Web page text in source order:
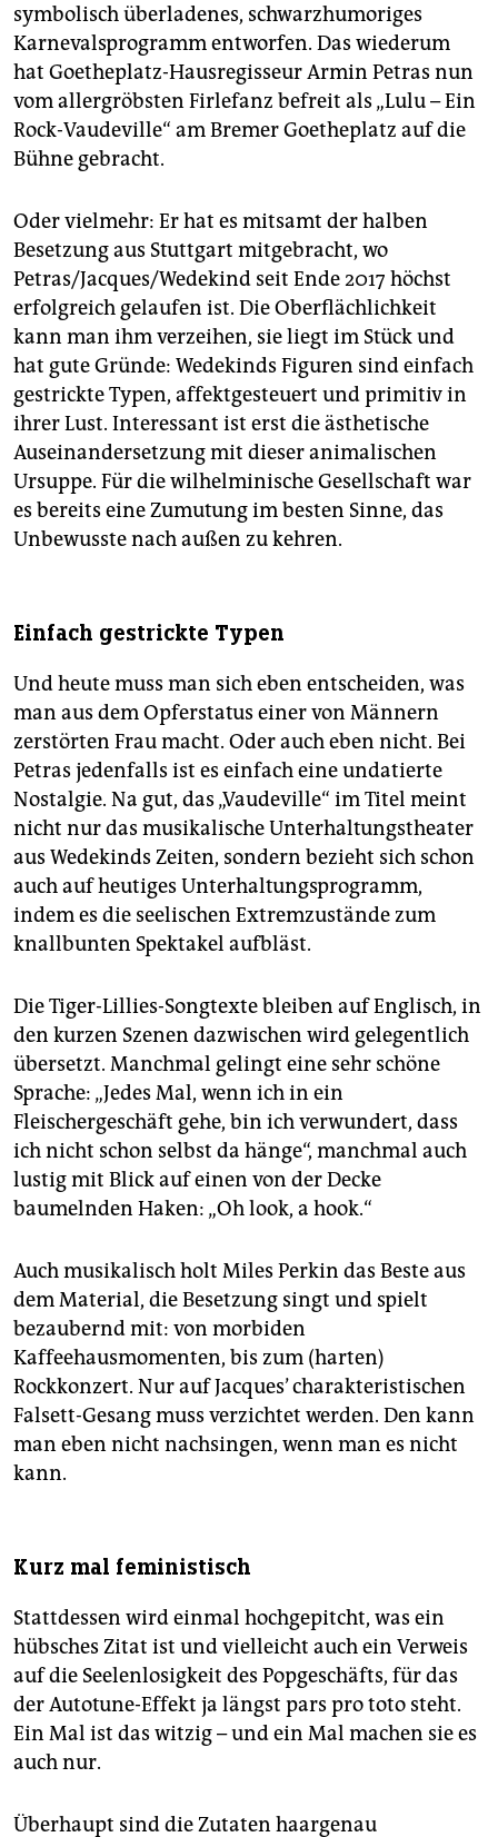
symbolisch überladenes, schwarzhumoriges
Karnevalsprogramm entworfen. Das wiederum
hat Goetheplatz-Hausregisseur Armin Petras nun
vom allergröbsten Firlefanz befreit als „Lulu – Ein
Rock-Vaudeville“ am Bremer Goetheplatz auf die
Bühne gebracht.
Oder vielmehr: Er hat es mitsamt der halben
Besetzung aus Stuttgart mitgebracht, wo
Petras/Jacques/Wedekind seit Ende 2017 höchst
erfolgreich gelaufen ist. Die Oberflächlichkeit
kann man ihm verzeihen, sie liegt im Stück und
hat gute Gründe: Wedekinds Figuren sind einfach
gestrickte Typen, affektgesteuert und primitiv in
ihrer Lust. Interessant ist erst die ästhetische
Auseinandersetzung mit dieser animalischen
Ursuppe. Für die wilhelminische Gesellschaft war
es bereits eine Zumutung im besten Sinne, das
Unbewusste nach außen zu kehren.
Einfach gestrickte Typen
Und heute muss man sich eben entscheiden, was
man aus dem Opferstatus einer von Männern
zerstörten Frau macht. Oder auch eben nicht. Bei
Pe­tras jedenfalls ist es einfach eine undatierte
Nostalgie. Na gut, das „Vaudeville“ im Titel meint
nicht nur das musikalische Unterhaltungstheater
aus Wedekinds Zeiten, sondern bezieht sich schon
auch auf heutiges Unterhaltungsprogramm,
indem es die seelischen Extremzustände zum
knallbunten Spektakel aufbläst.
Die Tiger-Lillies-Songtexte bleiben auf Englisch, in
den kurzen Szenen dazwischen wird gelegentlich
übersetzt. Manchmal gelingt eine sehr schöne
Sprache: „Jedes Mal, wenn ich in ein
Fleischergeschäft gehe, bin ich verwundert, dass
ich nicht schon selbst da hänge“, manchmal auch
lustig mit Blick auf einen von der Decke
baumelnden Haken: „Oh look, a hook.“
Auch musikalisch holt Miles Perkin das Beste aus
dem Material, die Besetzung singt und spielt
bezaubernd mit: von morbiden
Kaffeehausmomenten, bis zum (harten)
Rockkonzert. Nur auf Jacques’ charakteristischen
Falsett-Gesang muss verzichtet werden. Den kann
man eben nicht nachsingen, wenn man es nicht
kann.
Kurz mal feministisch
Stattdessen wird einmal hochgepitcht, was ein
hübsches Zitat ist und vielleicht auch ein Verweis
auf die Seelenlosigkeit des Popgeschäfts, für das
der Autotune-Effekt ja längst pars pro toto steht.
Ein Mal ist das witzig – und ein Mal machen sie es
auch nur.
Überhaupt sind die Zutaten haargenau